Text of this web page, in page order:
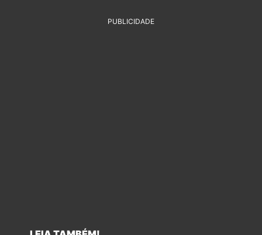
PUBLICIDADE